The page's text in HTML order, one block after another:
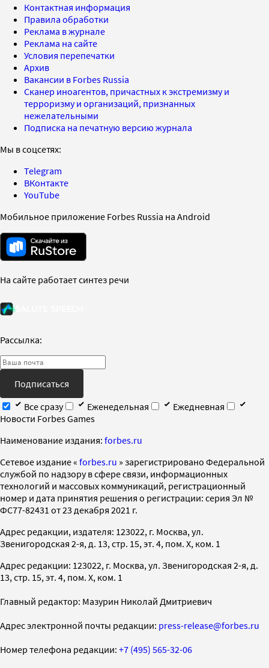
Контактная информация
Правила обработки
Реклама в журнале
Реклама на сайте
Условия перепечатки
Архив
Вакансии в Forbes Russia
Сканер иноагентов, причастных к экстремизму и
терроризму и организаций, признанных
нежелательными
Подписка на печатную версию журнала
Мы в соцсетях:
Telegram
ВКонтакте
YouTube
Мобильное приложение Forbes Russia на Android
На сайте работает синтез речи
Рассылка:
Подписаться
Все сразу
Еженедельная
Ежедневная
Новости Forbes Games
Наименование издания: forbes.ru
Cетевое издание « forbes.ru » зарегистрировано Федеральной
службой по надзору в сфере связи, информационных
технологий и массовых коммуникаций, регистрационный
номер и дата принятия решения о регистрации: серия Эл №
ФС77-82431 от 23 декабря 2021 г.
Адрес редакции, издателя: 123022, г. Москва, ул.
Звенигородская 2-я, д. 13, стр. 15, эт. 4, пом. X, ком. 1
Адрес редакции: 123022, г. Москва, ул. Звенигородская 2-я, д.
13, стр. 15, эт. 4, пом. X, ком. 1
Главный редактор: Мазурин Николай Дмитриевич
Адрес электронной почты редакции: press-release@forbes.ru
Номер телефона редакции: +7 (495) 565-32-06